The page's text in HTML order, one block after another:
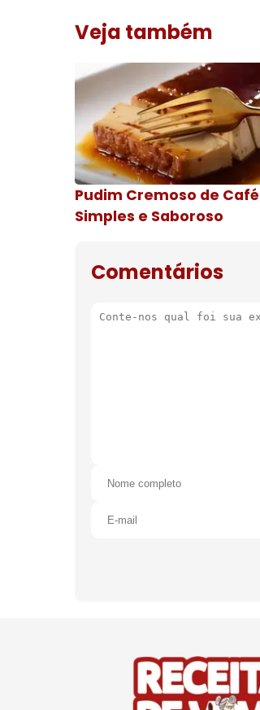
Veja também
Pudim Cremoso de Café
Simples e Saboroso
Comentários